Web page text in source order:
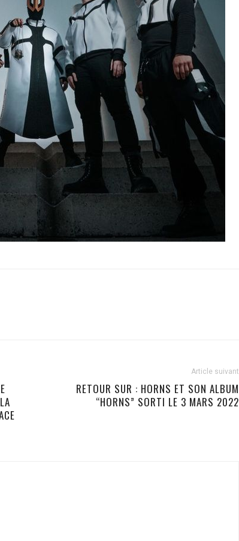
Article suivant
RETOUR SUR : HORNS ET SON ALBUM
“HORNS” SORTI LE 3 MARS 2022